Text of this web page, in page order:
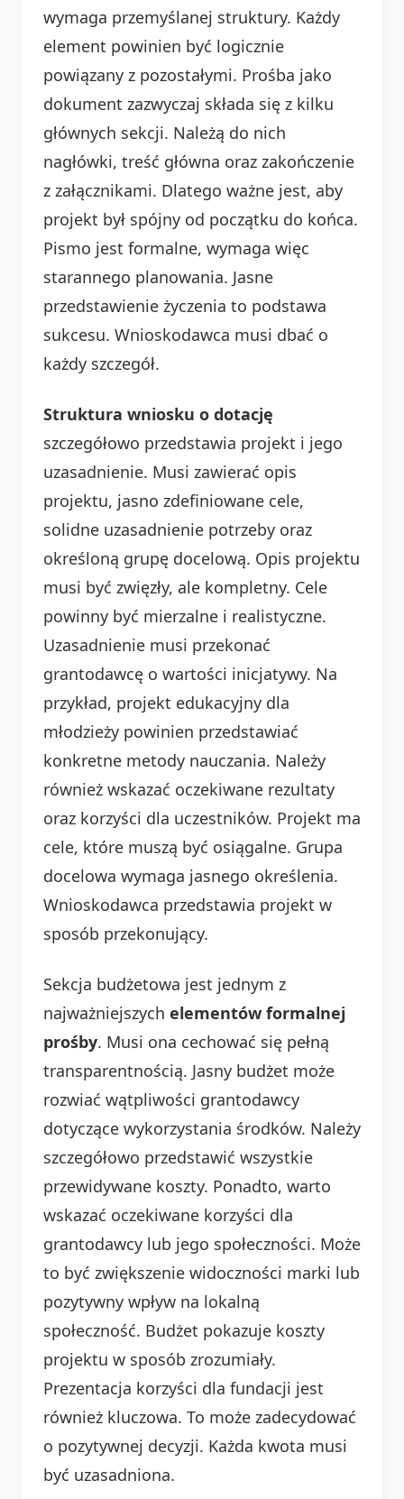
wymaga przemyślanej struktury. Każdy
element powinien być logicznie
powiązany z pozostałymi. Prośba jako
dokument zazwyczaj składa się z kilku
głównych sekcji. Należą do nich
nagłówki, treść główna oraz zakończenie
z załącznikami. Dlatego ważne jest, aby
projekt był spójny od początku do końca.
Pismo jest formalne, wymaga więc
starannego planowania. Jasne
przedstawienie życzenia to podstawa
sukcesu. Wnioskodawca musi dbać o
każdy szczegół.
Struktura wniosku o dotację
szczegółowo przedstawia projekt i jego
uzasadnienie. Musi zawierać opis
projektu, jasno zdefiniowane cele,
solidne uzasadnienie potrzeby oraz
określoną grupę docelową. Opis projektu
musi być zwięzły, ale kompletny. Cele
powinny być mierzalne i realistyczne.
Uzasadnienie musi przekonać
grantodawcę o wartości inicjatywy. Na
przykład, projekt edukacyjny dla
młodzieży powinien przedstawiać
konkretne metody nauczania. Należy
również wskazać oczekiwane rezultaty
oraz korzyści dla uczestników. Projekt ma
cele, które muszą być osiągalne. Grupa
docelowa wymaga jasnego określenia.
Wnioskodawca przedstawia projekt w
sposób przekonujący.
Sekcja budżetowa jest jednym z
najważniejszych elementów formalnej
prośby. Musi ona cechować się pełną
transparentnością. Jasny budżet może
rozwiać wątpliwości grantodawcy
dotyczące wykorzystania środków. Należy
szczegółowo przedstawić wszystkie
przewidywane koszty. Ponadto, warto
wskazać oczekiwane korzyści dla
grantodawcy lub jego społeczności. Może
to być zwiększenie widoczności marki lub
pozytywny wpływ na lokalną
społeczność. Budżet pokazuje koszty
projektu w sposób zrozumiały.
Prezentacja korzyści dla fundacji jest
również kluczowa. To może zadecydować
o pozytywnej decyzji. Każda kwota musi
być uzasadniona.